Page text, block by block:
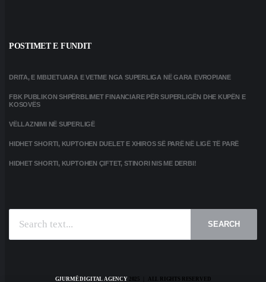
POSTIMET E FUNDIT
DRITA, E MBIJETUARA E VETME NGA SUPERLIGA NË GARA EVROPIANE
FBK PUBLIKON SHPËRBLIMET FINANCIARE PËR SUPERLIGËN DHE KUPËN E
KOSOVËS
VËLLAZNIMI NË SUPERLIGË
HIDHET SHORTI, KUPTOHEN DUELET E XHIROS SË PARË NË LIGË TË PARË
HIDHET SHORTI, KUPTOHEN ÇIFTET, STINORI NIS ME DERBI!
SEARCH
GJURMË DIGITAL AGENCY2025 | ALL RIGHTS RESERVED